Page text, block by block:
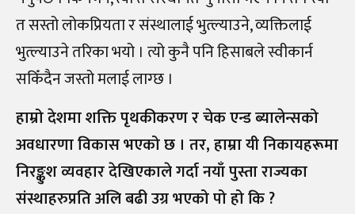
त सस्तो लोकप्रियता र संस्थालाई भुत्ल्याउने, व्यक्तिलाई
भुत्ल्याउने तरिका भयो । त्यो कुनै पनि हिसाबले स्वीकार्न
सकिँदैन जस्तो मलाई लाग्छ ।
हाम्रो देशमा शक्ति पृथकीकरण र चेक एन्ड ब्यालेन्सको
अवधारणा विकास भएको छ । तर, हाम्रा यी निकायहरूमा
निरङ्कुश व्यवहार देखिएकाले गर्दा नयाँ पुस्ता राज्यका
संस्थाहरुप्रति अलि बढी उग्र भएको पो हो कि ?